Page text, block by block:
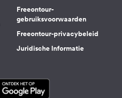
Freeontour-
gebruiksvoorwaarden
Freeontour-privacybeleid
Juridische Informatie